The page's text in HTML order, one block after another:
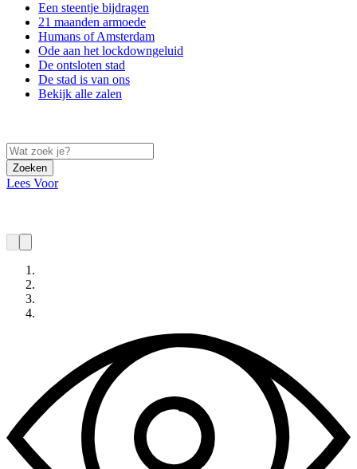
Een steentje bijdragen
21 maanden armoede
Humans of Amsterdam
Ode aan het lockdowngeluid
De ontsloten stad
De stad is van ons
Bekijk alle zalen
Zoeken
Lees Voor